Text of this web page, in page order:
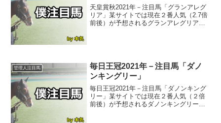
天皇賞秋2021年－注目馬「グランアレグ
リア」某サイトでは現在２番人気（2.7倍
前後）が予想されるグランアレグリアグ
管理人注目馬
毎日王冠2021年－注目馬「ダノ
ンキングリー」
毎日王冠2021年－注目馬「ダノンキング
リー」某サイトでは現在２番人気（２倍
前後）が予想されるダノンキングリーそ